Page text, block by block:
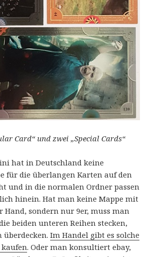
Card“ und zwei „Special Cards“
hat in Deutschland keine
für die überlangen Karten auf den
und in die normalen Ordner passen
hinein. Hat man keine Mappe mit
Hand, sondern nur 9er, muss man
beiden unteren Reihen stecken,
überdecken.Im Handel gibt es solche
. Oder man konsultiert ebay,